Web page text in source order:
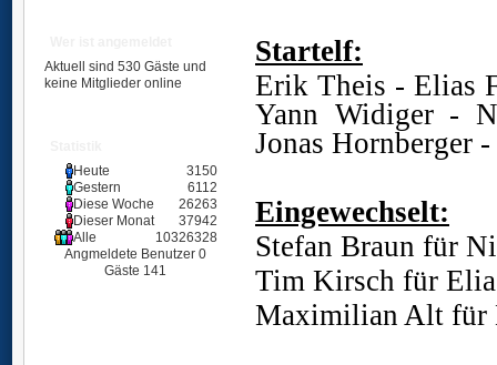
Aktuell sind 530 Gäste und
keine Mitglieder online
Heute
3150
Gestern
6112
Diese Woche
26263
Dieser Monat
37942
Alle
10326328
Angmeldete Benutzer 0
Gäste 141
Startelf:
Erik Theis - Elias
Yann Widiger -
Jonas Hornberger
Eingewechselt:
Stefan Braun für
Tim Kirsch für
Maximilian Alt für